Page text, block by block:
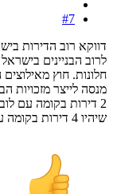
#7
דווקא רוב הדירות
חלונות. חוץ מאילוצים
מנסה לייצר מזכויות
2 דירות בקומה עם
שיהיו 4 דירות בקומה עם לובי ומרפסות קטנים ופחות חלונות.